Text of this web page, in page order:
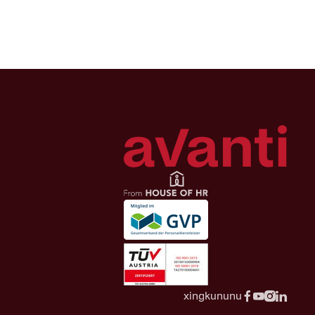
xingkununu